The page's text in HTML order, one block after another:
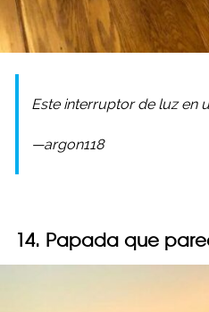
Este interruptor de luz en
—argon118
14. Papada que